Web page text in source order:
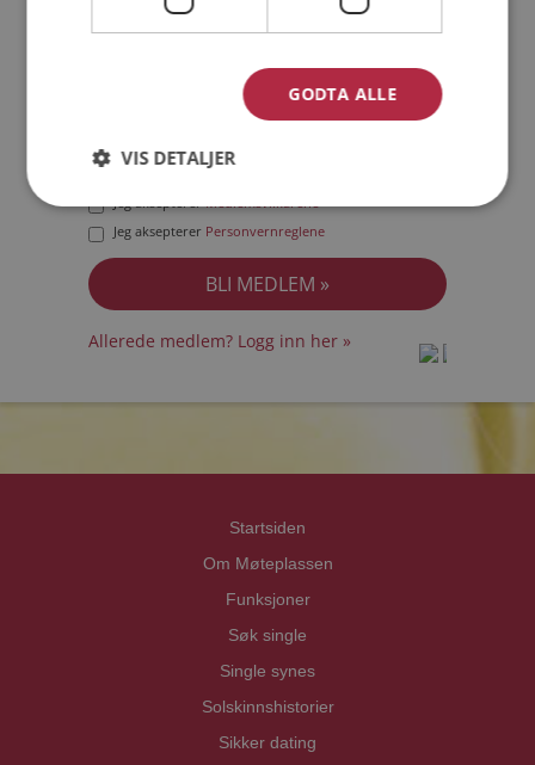
Jeg akseptererMedlemsvilkårene
Jeg aksepterer Personvernreglene
Allerede medlem? Logg inn her »
Startsiden
Om Møteplassen
Funksjoner
Søk single
Single synes
Solskinnshistorier
Sikker dating
GODTA ALLE
VIS DETALJER